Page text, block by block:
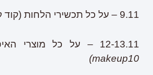
9.11 – על כל תכשירי הלחות (קוד קופון
12-13.11 – על כל מוצרי האיפור (קוד קופון
makeup10)